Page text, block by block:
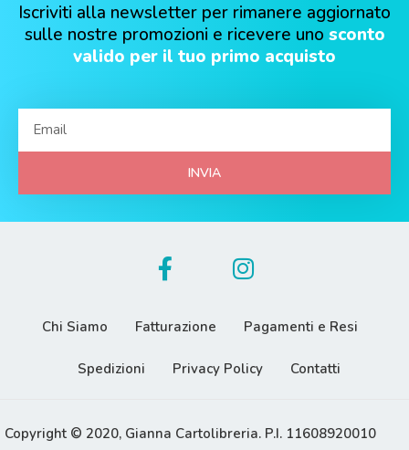
Iscriviti alla newsletter per rimanere aggiornato
sulle nostre promozioni e ricevere uno sconto
valido per il tuo primo acquisto
INVIA
Chi Siamo Fatturazione Pagamenti e Resi
Spedizioni Privacy Policy Contatti
Copyright © 2020, Gianna Cartolibreria. P.I. 11608920010